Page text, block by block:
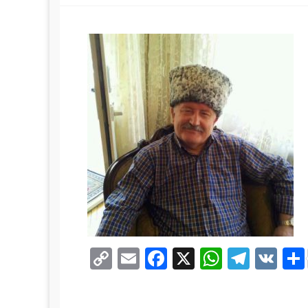
CopyEmailFacebook
X VK